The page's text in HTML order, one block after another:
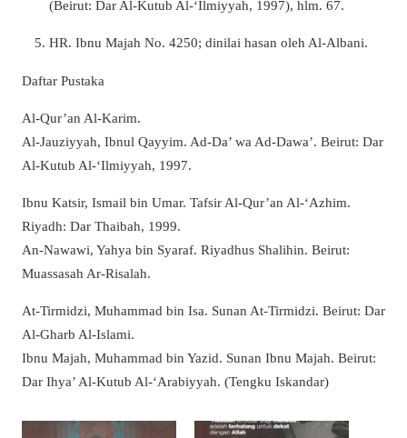
(Beirut: Dar Al-Kutub Al-‘Ilmiyyah, 1997), hlm. 67.
HR. Ibnu Majah No. 4250; dinilai hasan oleh Al-Albani.
Daftar Pustaka
Al-Qur’an Al-Karim.
Al-Jauziyyah, Ibnul Qayyim. Ad-Da’ wa Ad-Dawa’. Beirut: Dar
Al-Kutub Al-‘Ilmiyyah, 1997.
Ibnu Katsir, Ismail bin Umar. Tafsir Al-Qur’an Al-‘Azhim.
Riyadh: Dar Thaibah, 1999.
An-Nawawi, Yahya bin Syaraf. Riyadhus Shalihin. Beirut:
Muassasah Ar-Risalah.
At-Tirmidzi, Muhammad bin Isa. Sunan At-Tirmidzi. Beirut: Dar
Al-Gharb Al-Islami.
Ibnu Majah, Muhammad bin Yazid. Sunan Ibnu Majah. Beirut:
Dar Ihya’ Al-Kutub Al-‘Arabiyyah. (Tengku Iskandar)